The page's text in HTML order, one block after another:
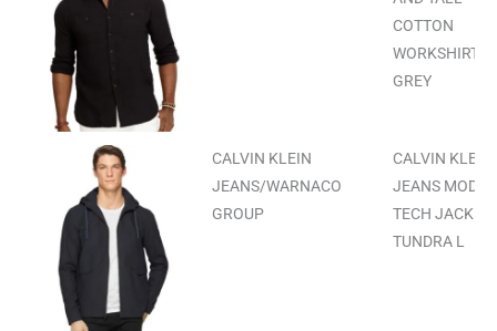
COTTON
WORKSHIRT
GREY
CALVIN KLEIN
JEANS/WARNACO
GROUP
CALVIN KLEIN
JEANS
TECH JACKET
TUNDRA L